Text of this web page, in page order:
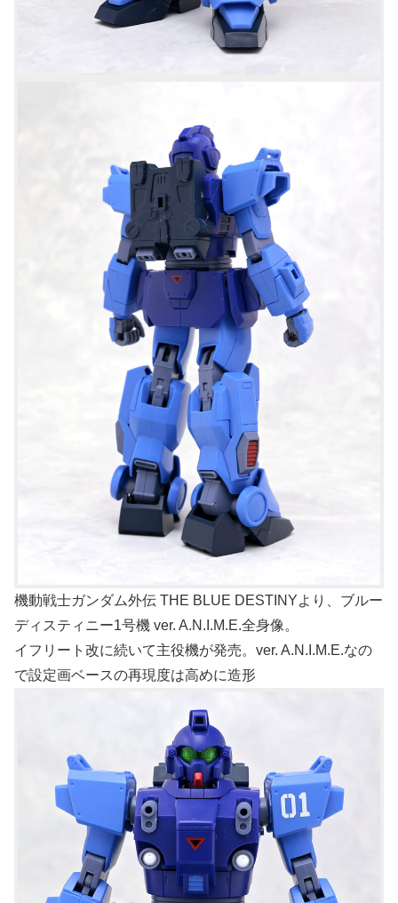
機動戦士ガンダム外伝 THE BLUE DESTINYより、ブルー
ディスティニー1号機 ver. A.N.I.M.E.全身像。
イフリート改に続いて主役機が発売。ver. A.N.I.M.E.なの
で設定画ベースの再現度は高めに造形